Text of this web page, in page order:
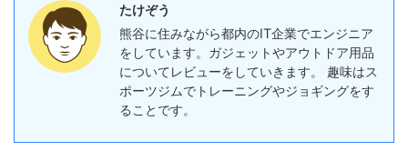
たけぞう
熊谷に住みながら都内のIT企業でエンジニア
をしています。ガジェットやアウトドア用品
についてレビューをしていきます。 趣味はス
ポーツジムでトレーニングやジョギングをす
ることです。